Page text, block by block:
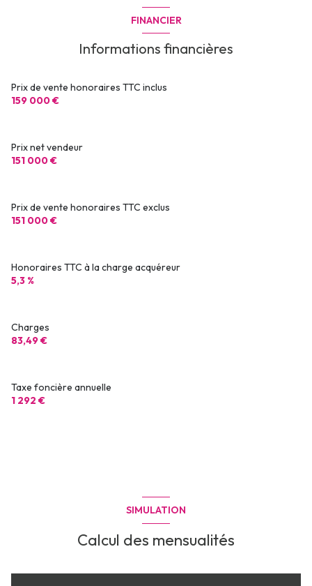
Pièce avec placard
chambre
salon/sejour
FINANCIER
Informations financières
Prix de vente honoraires TTC inclus
159 000 €
Prix net vendeur
151 000 €
Prix de vente honoraires TTC exclus
151 000 €
Honoraires TTC à la charge acquéreur
5,3 %
Charges
83,49 €
Taxe foncière annuelle
1 292 €
SIMULATION
Calcul des mensualités